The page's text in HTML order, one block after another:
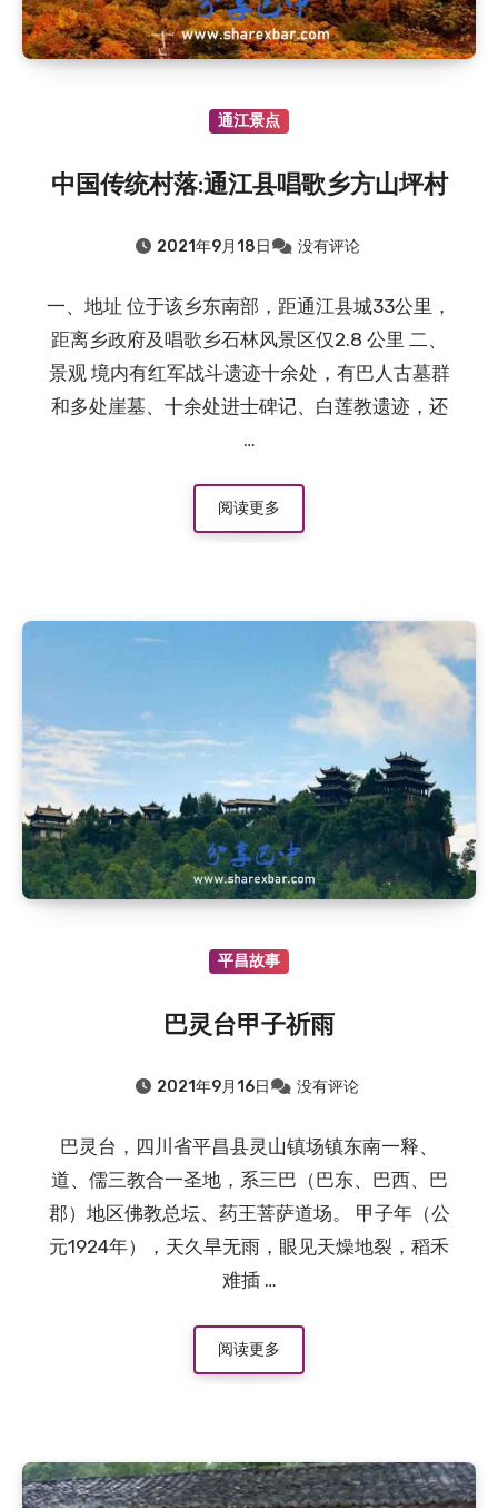
通江景点
中国传统村落:通江县唱歌乡方山坪村
2021年9月18日 没有评论
一、地址 位于该乡东南部，距通江县城33公里，
距离乡政府及唱歌乡石林风景区仅2.8 公里 二、
景观 境内有红军战斗遗迹十余处，有巴人古墓群
和多处崖墓、十余处进士碑记、白莲教遗迹，还
…
阅读更多
平昌故事
巴灵台甲子祈雨
2021年9月16日 没有评论
巴灵台，四川省平昌县灵山镇场镇东南一释、
道、儒三教合一圣地，系三巴（巴东、巴西、巴
郡）地区佛教总坛、药王菩萨道场。 甲子年（公
元1924年），天久旱无雨，眼见天燥地裂，稻禾
难插 …
阅读更多